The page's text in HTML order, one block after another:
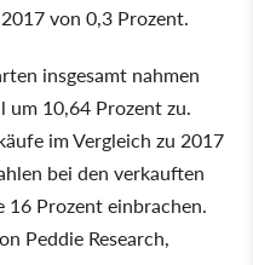
von 0,3 Prozent.
insgesamt nahmen
um 10,64 Prozent zu.
im Vergleich zu 2017
bei den verkauften
16 Prozent einbrachen.
Peddie Research,